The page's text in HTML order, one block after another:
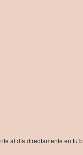
al día directamente en tu